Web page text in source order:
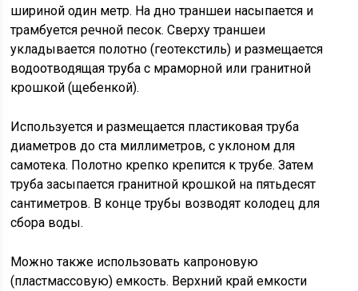
шириной один метр. На дно траншеи насыпается и
трамбуется речной песок. Сверху траншеи
укладывается полотно (геотекстиль) и размещается
водоотводящая труба с мраморной или гранитной
крошкой (щебенкой).
Используется и размещается пластиковая труба
диаметров до ста миллиметров, с уклоном для
самотека. Полотно крепко крепится к трубе. Затем
труба засыпается гранитной крошкой на пятьдесят
сантиметров. В конце трубы возводят колодец для
сбора воды.
Можно также использовать капроновую
(пластмассовую) емкость. Верхний край емкости